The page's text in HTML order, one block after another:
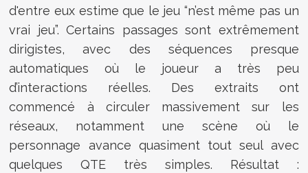
d'entre eux estime que le jeu “n’est même pas un
vrai jeu”. Certains passages sont extrêmement
dirigistes, avec des séquences presque
automatiques où le joueur a très peu
d’interactions réelles. Des extraits ont
commencé à circuler massivement sur les
réseaux, notamment une scène où le
personnage avance quasiment tout seul avec
quelques QTE très simples. Résultat :